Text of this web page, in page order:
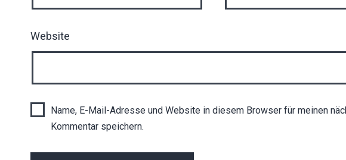
Website
Name, E-Mail-Adresse und Website in diesem Browser für meinen
Kommentar speichern.